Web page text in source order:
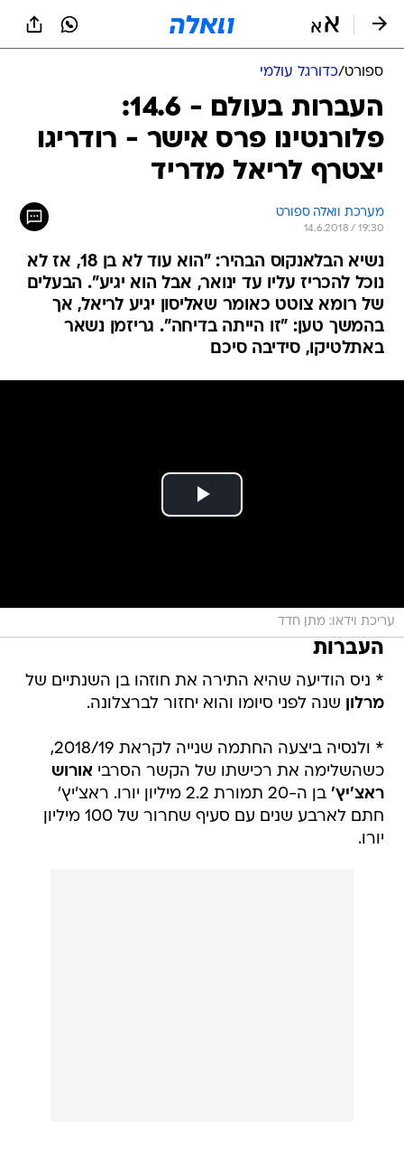
ספורט/כדורגל עולמי
העברות בעולם - 14.6:
פלורנטינו פרס אישר - רודריגו
יצטרף לריאל מדריד
מערכת וואלה ספורט
14.6.2018 / 19:30
נשיא הבלאנקוס הבהיר: "הוא עוד לא בן 18, אז לא
נוכל להכריז עליו עד ינואר, אבל הוא יגיע". הבעלים
של רומא צוטט כאומר שאליסון יגיע לריאל, אך
בהמשך טען: "זו הייתה בדיחה". גריזמן נשאר
באתלטיקו, סידיבה סיכם
עריכת וידאו: מתן חדד
העברות
* ניס הודיעה שהיא התירה את חוזהו בן השנתיים של
מרלון שנה לפני סיומו והוא יחזור לברצלונה.
* ולנסיה ביצעה החתמה שנייה לקראת 2018/19,
כשהשלימה את רכישתו של הקשר הסרבי אורוש
ראצ'יץ'
בן ה-20 תמורת 2.2 מיליון יורו. ראצ'יץ'
חתם לארבע שנים עם סעיף שחרור של 100 מיליון
יורו.